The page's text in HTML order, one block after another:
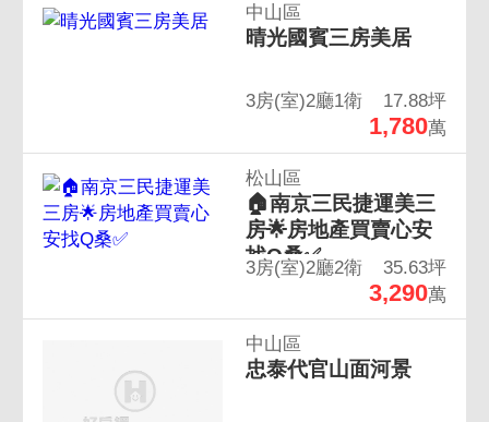
中山區
晴光國賓三房美居
3房(室)2廳1衛 17.88坪
1,780萬
松山區
🏠南京三民捷運美三
房🌟房地產買賣心安
找Q桑✅
3房(室)2廳2衛 35.63坪
3,290萬
中山區
忠泰代官山面河景